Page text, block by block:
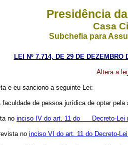
Presidência
Casa
Subchefia para
LEI Nº 7.714, DE 29 DE DEZEMBRO
Altera a
e eu sanciono a seguinte Lei:
de pessoa jurídica de optar
no inciso IV do art. 11 do Decreto-Lei
no inciso VI do art. 11 do Decreto-